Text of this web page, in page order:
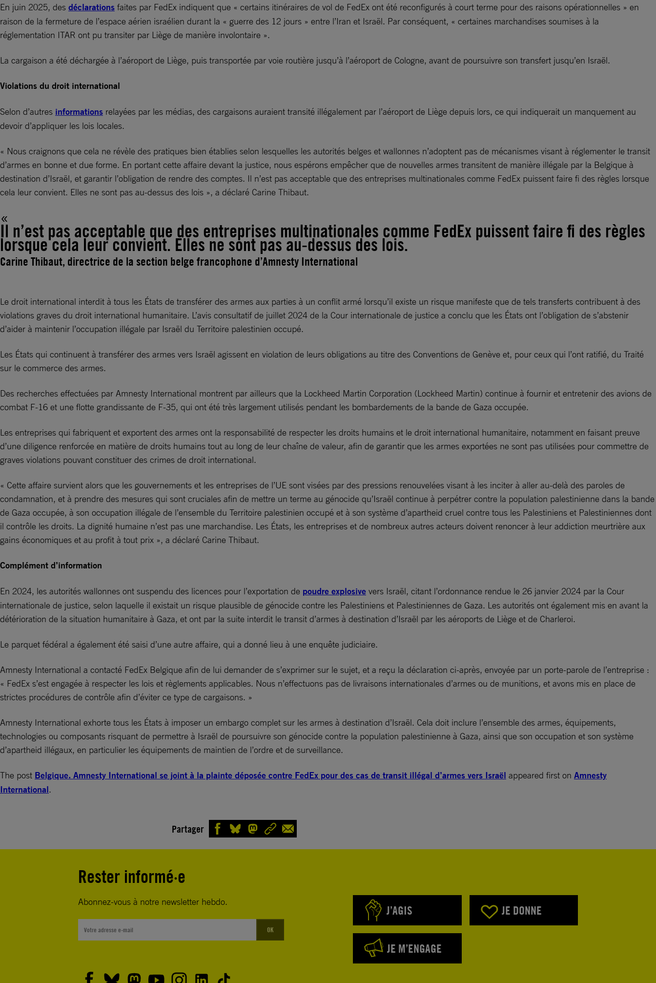
En juin 2025, des déclarations faites par FedEx indiquent que « certains itinéraires de vol de FedEx ont été reconfigurés à court terme pour des raisons opérationnelles » en
raison de la fermeture de l’espace aérien israélien durant la « guerre des 12 jours » entre l’Iran et Israël. Par conséquent, « certaines marchandises soumises à la
réglementation ITAR ont pu transiter par Liège de manière involontaire ».
La cargaison a été déchargée à l’aéroport de Liège, puis transportée par voie routière jusqu’à l’aéroport de Cologne, avant de poursuivre son transfert jusqu’en Israël.
Violations du droit international
Selon d’autres informations relayées par les médias, des cargaisons auraient transité illégalement par l’aéroport de Liège depuis lors, ce qui indiquerait un manquement au
devoir d’appliquer les lois locales.
« Nous craignons que cela ne révèle des pratiques bien établies selon lesquelles les autorités belges et wallonnes n’adoptent pas de mécanismes visant à réglementer le transit
d’armes en bonne et due forme. En portant cette affaire devant la justice, nous espérons empêcher que de nouvelles armes transitent de manière illégale par la Belgique à
destination d’Israël, et garantir l’obligation de rendre des comptes. Il n’est pas acceptable que des entreprises multinationales comme FedEx puissent faire fi des règles lorsque
cela leur convient. Elles ne sont pas au-dessus des lois », a déclaré Carine Thibaut.
Il n’est pas acceptable que des entreprises multinationales comme FedEx puissent faire fi des règles
lorsque cela leur convient. Elles ne sont pas au-dessus des lois.
Carine Thibaut, directrice de la section belge francophone d’Amnesty International
Le droit international interdit à tous les États de transférer des armes aux parties à un conflit armé lorsqu’il existe un risque manifeste que de tels transferts contribuent à des
violations graves du droit international humanitaire. L’avis consultatif de juillet 2024 de la Cour internationale de justice a conclu que les États ont l’obligation de s’abstenir
d’aider à maintenir l’occupation illégale par Israël du Territoire palestinien occupé.
Les États qui continuent à transférer des armes vers Israël agissent en violation de leurs obligations au titre des Conventions de Genève et, pour ceux qui l’ont ratifié, du Traité
sur le commerce des armes.
Des recherches effectuées par Amnesty International montrent par ailleurs que la Lockheed Martin Corporation (Lockheed Martin) continue à fournir et entretenir des avions de
combat F-16 et une flotte grandissante de F-35, qui ont été très largement utilisés pendant les bombardements de la bande de Gaza occupée.
Les entreprises qui fabriquent et exportent des armes ont la responsabilité de respecter les droits humains et le droit international humanitaire, notamment en faisant preuve
d’une diligence renforcée en matière de droits humains tout au long de leur chaîne de valeur, afin de garantir que les armes exportées ne sont pas utilisées pour commettre de
graves violations pouvant constituer des crimes de droit international.
« Cette affaire survient alors que les gouvernements et les entreprises de l’UE sont visées par des pressions renouvelées visant à les inciter à aller au-delà des paroles de
condamnation, et à prendre des mesures qui sont cruciales afin de mettre un terme au génocide qu’Israël continue à perpétrer contre la population palestinienne dans la bande
de Gaza occupée, à son occupation illégale de l’ensemble du Territoire palestinien occupé et à son système d’apartheid cruel contre tous les Palestiniens et Palestiniennes dont
il contrôle les droits. La dignité humaine n’est pas une marchandise. Les États, les entreprises et de nombreux autres acteurs doivent renoncer à leur addiction meurtrière aux
gains économiques et au profit à tout prix », a déclaré Carine Thibaut.
Complément d’information
En 2024, les autorités wallonnes ont suspendu des licences pour l’exportation de poudre explosive vers Israël, citant l’ordonnance rendue le 26 janvier 2024 par la Cour
internationale de justice, selon laquelle il existait un risque plausible de génocide contre les Palestiniens et Palestiniennes de Gaza. Les autorités ont également mis en avant la
détérioration de la situation humanitaire à Gaza, et ont par la suite interdit le transit d’armes à destination d’Israël par les aéroports de Liège et de Charleroi.
Le parquet fédéral a également été saisi d’une autre affaire, qui a donné lieu à une enquête judiciaire.
Amnesty International a contacté FedEx Belgique afin de lui demander de s’exprimer sur le sujet, et a reçu la déclaration ci-après, envoyée par un porte-parole de l’entreprise :
« FedEx s’est engagée à respecter les lois et règlements applicables. Nous n’effectuons pas de livraisons internationales d’armes ou de munitions, et avons mis en place de
strictes procédures de contrôle afin d’éviter ce type de cargaisons. »
Amnesty International exhorte tous les États à imposer un embargo complet sur les armes à destination d’Israël. Cela doit inclure l’ensemble des armes, équipements,
technologies ou composants risquant de permettre à Israël de poursuivre son génocide contre la population palestinienne à Gaza, ainsi que son occupation et son système
d’apartheid illégaux, en particulier les équipements de maintien de l’ordre et de surveillance.
The post Belgique. Amnesty International se joint à la plainte déposée contre FedEx pour des cas de transit illégal d’armes vers Israël appeared first on Amnesty
International.
Partager
Rester informé·e
Abonnez-vous à notre newsletter hebdo.
OK
J’AGIS JE DONNE
JE M’ENGAGE